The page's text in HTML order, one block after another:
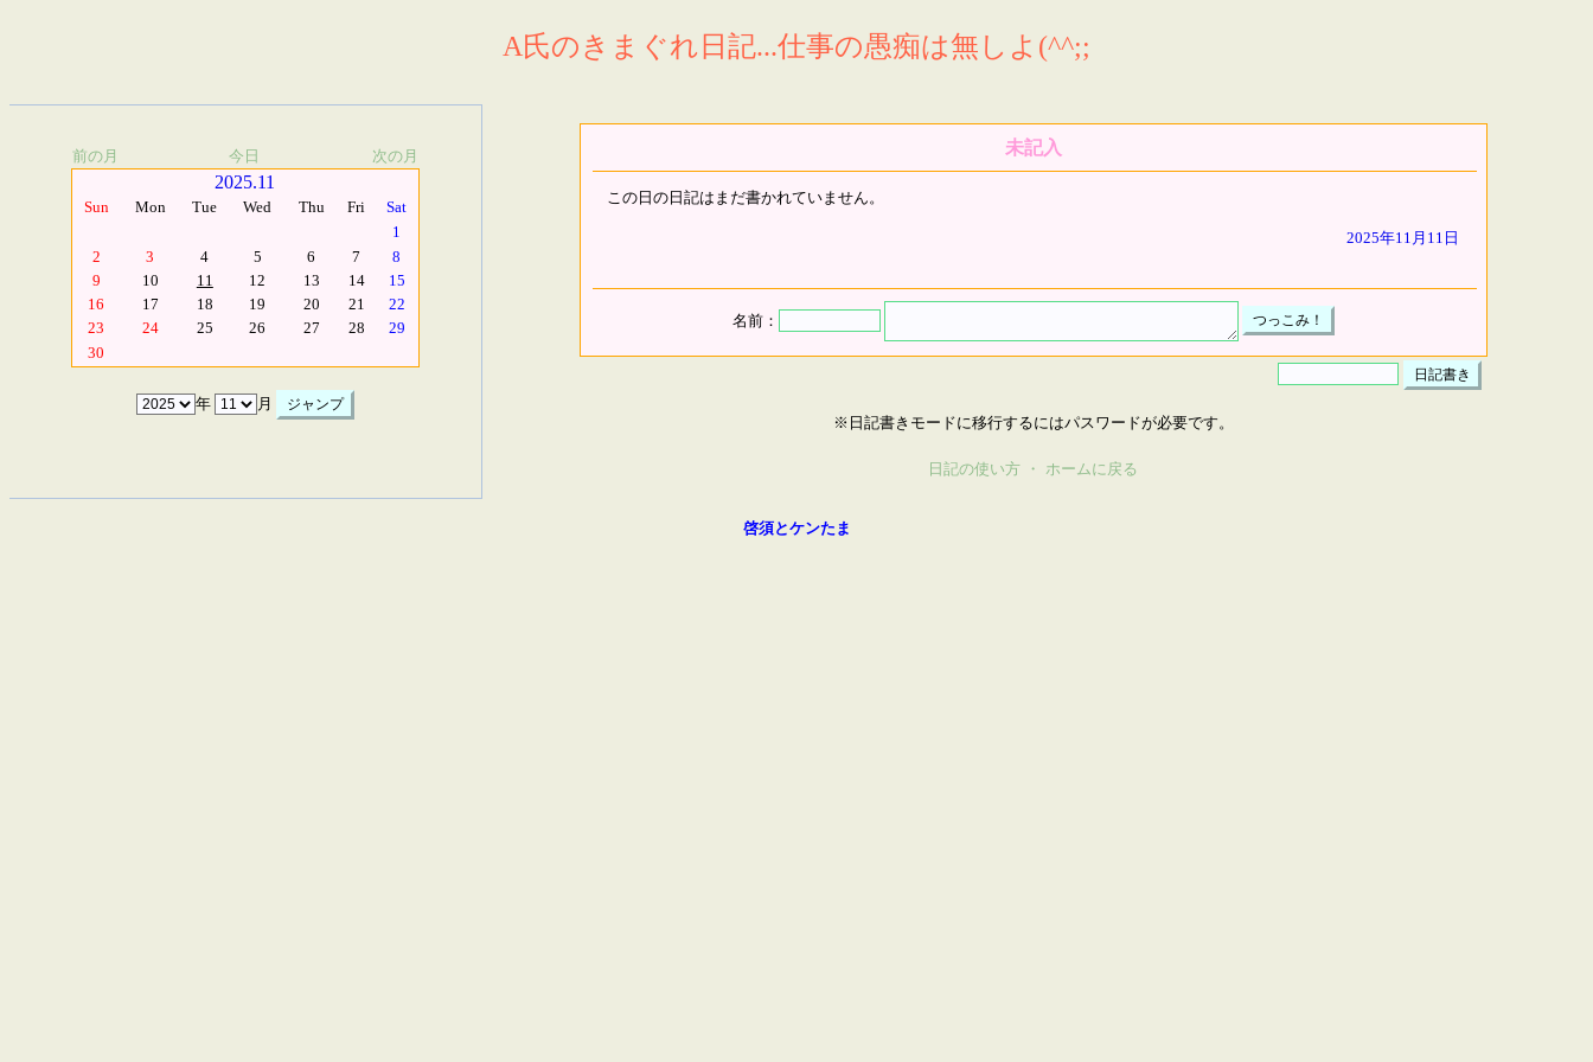
A氏のきまぐれ日記...仕事の愚痴は無しよ(^^;;
前の月 今日 次の月
2025.11
Sun Mon Tue Wed Thu Fri
Sat
1
2
3 4 5 6 7
8
9
10 11 12 13 14
15
16
17 18 19 20 21
22
23
24 25 26 27 28
29
30
年 月
未記入
この日の日記はまだ書かれていません。
2025年11月11日
名前：
※日記書きモードに移行するにはパスワードが必要です。
日記の使い方 ・ ホームに戻る
啓須とケンたま